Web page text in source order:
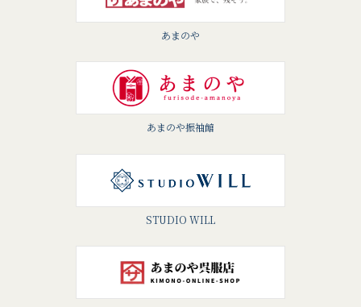
あまのや
あまのや振袖館
STUDIO WILL